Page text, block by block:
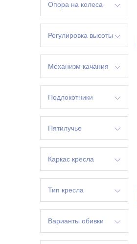
Опора на колеса
да
Регулировка высоты
да
Механизм качания
есть
Подлокотники
пластик
Пятилучье
пластик
Каркас кресла
разборный
Тип кресла
руководителя
Варианты обивки
ткань